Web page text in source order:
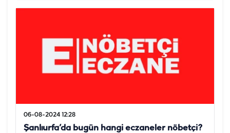
06-08-2024 12:28
Şanlıurfa’da bugün hangi eczaneler nöbetçi?